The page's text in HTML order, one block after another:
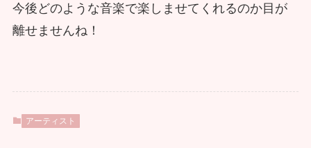
今後どのような音楽で楽しませてくれるのか目が
離せませんね！
アーティスト